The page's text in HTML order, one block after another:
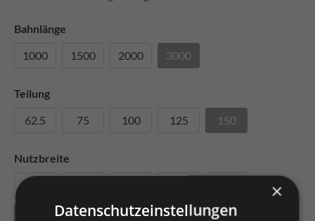
Bahnlänge
1000
1500 2000 3000
Teilung
62.5
75 100 125 150
Nutzbreite
×
Datenschutzeinstellungen